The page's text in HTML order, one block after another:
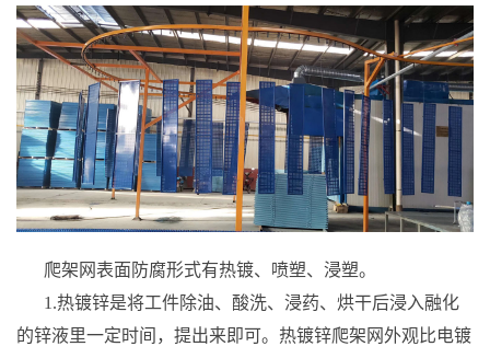
爬架网表面防腐形式有热镀、喷塑、浸塑。
1.热镀锌是将工件除油、酸洗、浸药、烘干后浸入融化
的锌液里一定时间，提出来即可。热镀锌爬架网外观比电镀